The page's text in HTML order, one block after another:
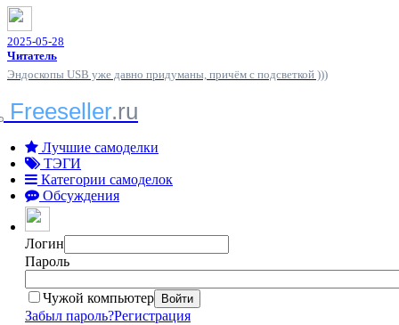
2025-05-28
Читатель
Эндоскопы USB уже давно придуманы, причём с подсветкой )))
Freeseller.ru
Лучшие самоделки
ТЭГИ
Категории самоделок
Обсуждения
Логин
Пароль
Чужой компьютер Войти
Забыл пароль?Регистрация